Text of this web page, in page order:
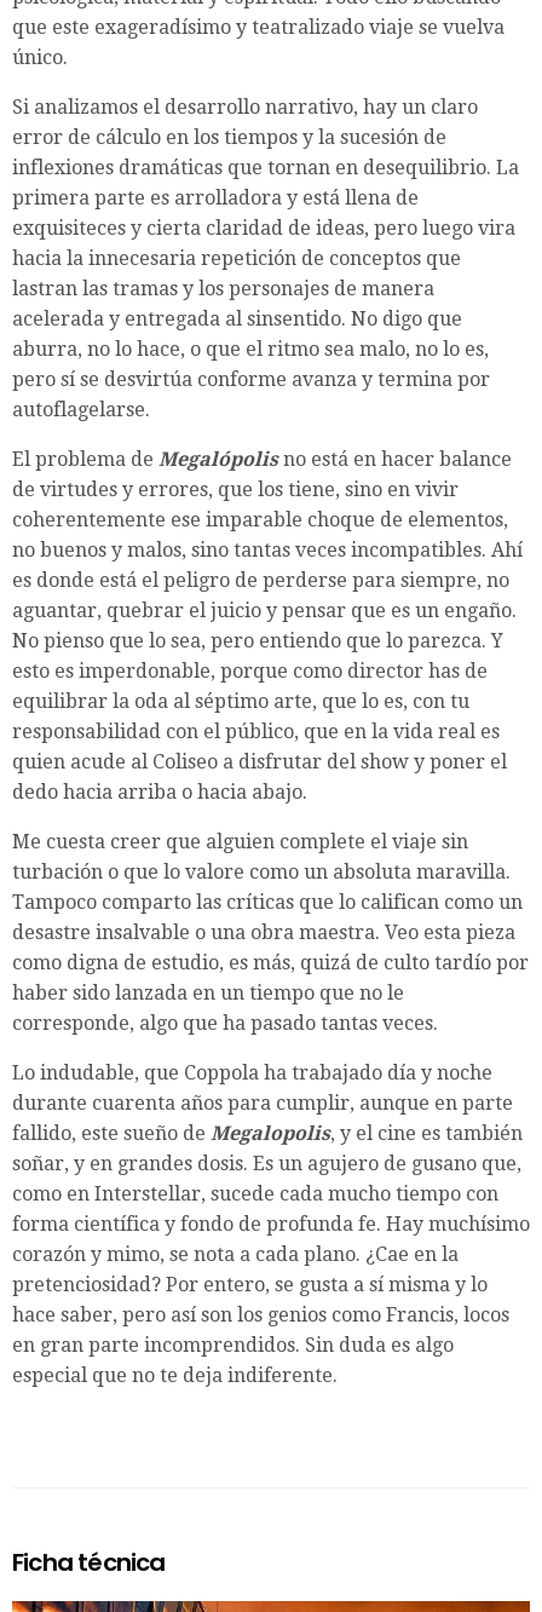
que este exageradísimo y teatralizado viaje se vuelva
único.
Si analizamos el desarrollo narrativo, hay un claro
error de cálculo en los tiempos y la sucesión de
inflexiones dramáticas que tornan en desequilibrio. La
primera parte es arrolladora y está llena de
exquisiteces y cierta claridad de ideas, pero luego vira
hacia la innecesaria repetición de conceptos que
lastran las tramas y los personajes de manera
acelerada y entregada al sinsentido. No digo que
aburra, no lo hace, o que el ritmo sea malo, no lo es,
pero sí se desvirtúa conforme avanza y termina por
autoflagelarse.
El problema de Megalópolisno está en hacer balance
de virtudes y errores, que los tiene, sino en vivir
coherentemente ese imparable choque de elementos,
no buenos y malos, sino tantas veces incompatibles. Ahí
es donde está el peligro de perderse para siempre, no
aguantar, quebrar el juicio y pensar que es un engaño.
No pienso que lo sea, pero entiendo que lo parezca. Y
esto es imperdonable, porque como director has de
equilibrar la oda al séptimo arte, que lo es, con tu
responsabilidad con el público, que en la vida real es
quien acude al Coliseo a disfrutar del show y poner el
dedo hacia arriba o hacia abajo.
Me cuesta creer que alguien complete el viaje sin
turbación o que lo valore como un absoluta maravilla.
Tampoco comparto las críticas que lo califican como un
desastre insalvable o una obra maestra. Veo esta pieza
como digna de estudio, es más, quizá de culto tardío por
haber sido lanzada en un tiempo que no le
corresponde, algo que ha pasado tantas veces.
Lo indudable, que Coppola ha trabajado día y noche
durante cuarenta años para cumplir, aunque en parte
fallido, este sueño de Megalopolis, y el cine es también
soñar, y en grandes dosis. Es un agujero de gusano que,
como en Interstellar, sucede cada mucho tiempo con
forma científica y fondo de profunda fe. Hay muchísimo
corazón y mimo, se nota a cada plano. ¿Cae en la
pretenciosidad? Por entero, se gusta a sí misma y lo
hace saber, pero así son los genios como Francis, locos
en gran parte incomprendidos. Sin duda es algo
especial que no te deja indiferente.
Ficha técnica